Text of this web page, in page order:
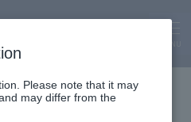
Please note that it may
may differ from the